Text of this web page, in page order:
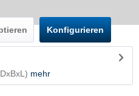
mehr
Konfigurieren